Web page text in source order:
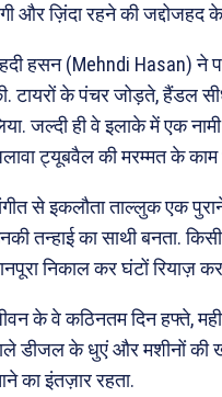
और ज़िंदा रहने की जद्दोजहद
हसन (Mehndi Hasan) ने
टायरों के पंचर जोड़ते, हैंडल
जल्दी ही वे इलाके में एक
ट्यूबवैल की मरम्मत के
से इकलौता ताल्लुक एक
तन्हाई का साथी बनता.
निकाल कर घंटों रियाज़
के वे कठिनतम दिन हफ्ते,
डीजल के धुएं और मशीनों की
का इंतज़ार रहता.